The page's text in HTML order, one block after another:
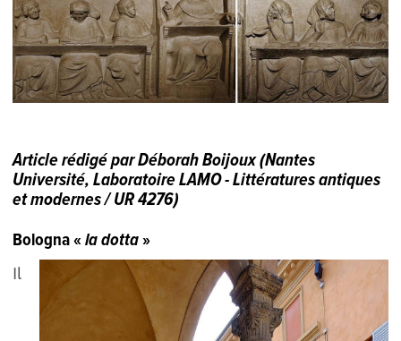
Article rédigé par Déborah Boijoux (Nantes
Université, Laboratoire LAMO - Littératures antiques
et modernes / UR 4276)
Bologna «la dotta»
Il